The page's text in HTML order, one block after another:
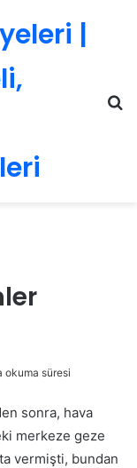
|
okuma süresi
sonra, hava
merkeze geze
vermişti, bundan